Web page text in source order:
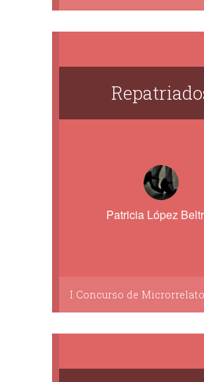
Patricia López
I Concurso de